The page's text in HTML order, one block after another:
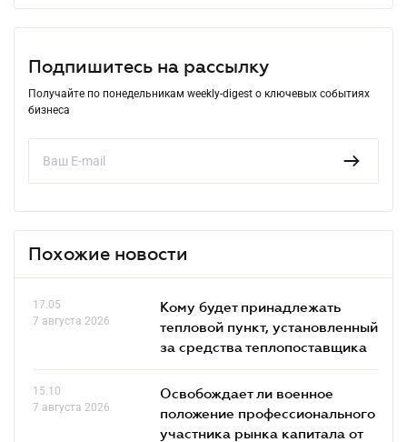
Подпишитесь на рассылку
Получайте по понедельникам weekly-digest о ключевых событиях
бизнеса
Похожие новости
17.05
7 августа 2026
Кому будет принадлежать
тепловой пункт, установленный
за средства теплопоставщика
15.10
7 августа 2026
Освобождает ли военное
положение профессионального
участника рынка капитала от